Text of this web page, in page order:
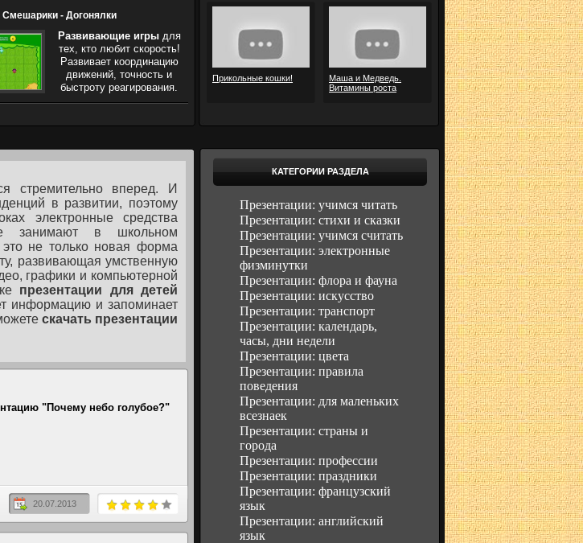
Смешарики - Догонялки
Развивающие игрыдля
тех, кто любит скорость!
Развивает координацию
движений, точность и
быстроту реагирования.
Прикольные кошки!
Маша и Медведь.
Витамины роста
стремительно вперед. И
в развитии, поэтому
электронные средства
занимают в школьном
не только новая форма
развивающая умственную
графики и компьютерной
презентации для детей
информацию и запоминает
скачать презентации
"Почему небо голубое?"
20.07.2013
КАТЕГОРИИ РАЗДЕЛА
Презентации: учимся читать
Презентации: стихи и сказки
Презентации: учимся считать
Презентации: электронные
физминутки
Презентации: флора и фауна
Презентации: искусство
Презентации: транспорт
Презентации: календарь,
часы, дни недели
Презентации: цвета
Презентации: правила
поведения
Презентации: для маленьких
всезнаек
Презентации: страны и
города
Презентации: профессии
Презентации: праздники
Презентации: французский
язык
Презентации: английский
язык